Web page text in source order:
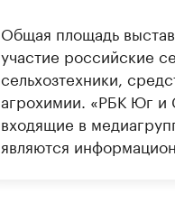
Общая площадь
участие российские
сельхозтехники,
агрохимии. «РБК Юг и
входящие в
являются